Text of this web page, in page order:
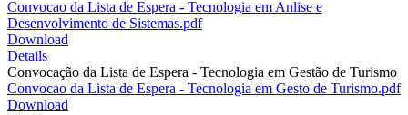
Convocao da Lista de Espera - Tecnologia em Anlise e
Desenvolvimento de Sistemas.pdf
Download
Details
Convocação da Lista de Espera - Tecnologia em Gestão de Turismo
Convocao da Lista de Espera - Tecnologia em Gesto de Turismo.pdf
Download